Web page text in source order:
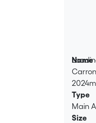
Name
Type
Main
Size